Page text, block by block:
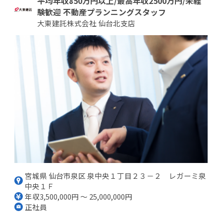
験歓迎 不動産プランニングスタッフ
大東建託株式会社 仙台北支店
宮城県 仙台市泉区 泉中央１丁目２３－２ レガーミ泉
中央１Ｆ
年収3,500,000円 ～ 25,000,000円
正社員